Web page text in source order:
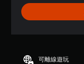
4
.
滿
可離線遊玩